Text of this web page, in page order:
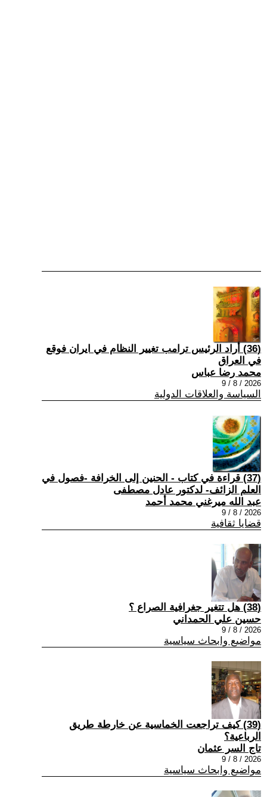
(36) أراد الرئيس ترامب تغيير النظام في ايران فوقع
في العراق
محمد رضا عباس
2026 / 8 / 9
السياسة والعلاقات الدولية
(37) قراءة في كتاب - الحنين إلى الخرافة -فصول في
العلم الزائف- لدكتور عادل مصطفى
عبد الله ميرغني محمد أحمد
2026 / 8 / 9
قضايا ثقافية
(38) هل تتغير جغرافية الصراع ؟
حسين علي الحمداني
2026 / 8 / 9
مواضيع وابحاث سياسية
(39) كيف تراجعت الخماسية عن خارطة طريق
الرباعية؟
تاج السر عثمان
2026 / 8 / 9
مواضيع وابحاث سياسية